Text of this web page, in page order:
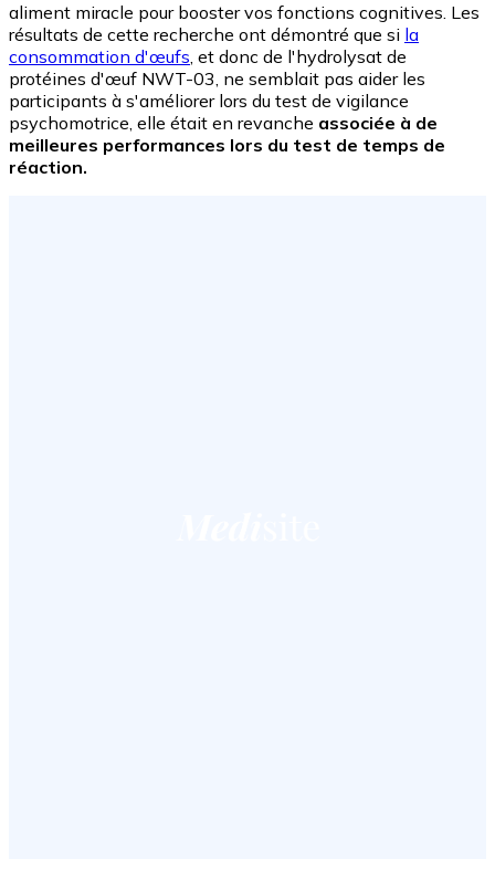
aliment miracle pour booster vos fonctions cognitives. Les
résultats de cette recherche ont démontré que si la
consommation d'œufs, et donc de l'hydrolysat de
protéines d'œuf NWT-03, ne semblait pas aider les
participants à s'améliorer lors du test de vigilance
psychomotrice, elle était en revanche associée à de
meilleures performances lors du test de temps de
réaction.